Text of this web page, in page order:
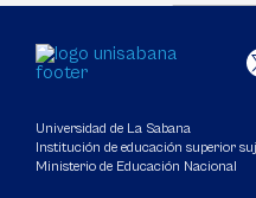
Universidad de La Sabana
Institución de educación superior
Ministerio de Educación Nacional